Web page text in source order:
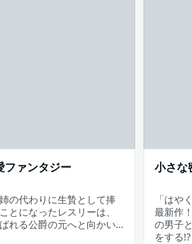
ファンタジー
の代わりに生贄として捧
とになったレスリーは、
れる公爵の元へと向かい…
小さ
「はや
最新作
の男子
をする!?